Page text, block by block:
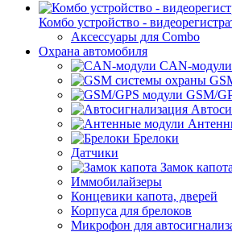
Комбо устройство -
Аксессуары для Combo
Охрана автомобиля
CAN-модули
GSM/
Брелоки
Датчики
Замок капота
Иммобилайзеры
Концевики капота, дверей
Корпуса для брелоков
Микрофон для